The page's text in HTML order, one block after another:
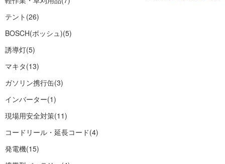
テント (26)
BOSCH(ボッシュ)(5)
誘導灯(5)
マキタ(13)
ガソリン携行缶(3)
インバーター(1)
現場用安全対策(11)
コードリール・延長コード(4)
発電機(15)